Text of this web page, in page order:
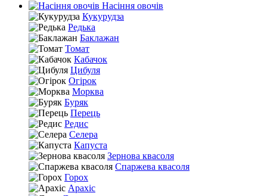
Насіння овочів
Кукурудза
Редька
Баклажан
Томат
Кабачок
Цибуля
Огірок
Морква
Буряк
Перець
Редис
Селера
Капуста
Зернова квасоля
Спаржева квасоля
Горох
Арахіс